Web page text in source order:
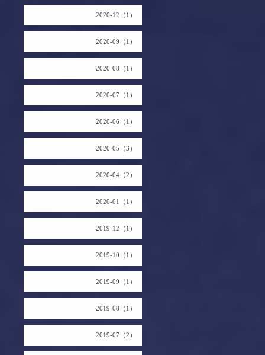
2020-12（1）
2020-09（1）
2020-08（1）
2020-07（1）
2020-06（1）
2020-05（3）
2020-04（2）
2020-01（1）
2019-12（1）
2019-10（1）
2019-09（1）
2019-08（1）
2019-07（2）